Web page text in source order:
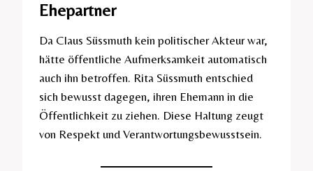
Ehepartner
Da Claus Süssmuth kein politischer Akteur war,
hätte öffentliche Aufmerksamkeit automatisch
auch ihn betroffen. Rita Süssmuth entschied
sich bewusst dagegen, ihren Ehemann in die
Öffentlichkeit zu ziehen. Diese Haltung zeugt
von Respekt und Verantwortungsbewusstsein.